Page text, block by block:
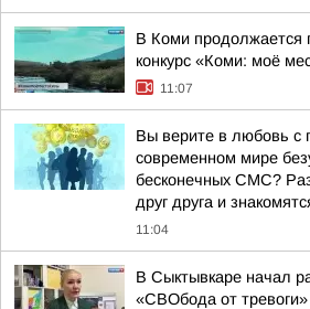
В Коми продолжается
конкурс «Коми: моё
11:07
Вы верите в любовь с
современном мире
бесконечных СМС?
друг друга и
11:04
В Сыктывкаре начал
«СВОбода от тревоги»